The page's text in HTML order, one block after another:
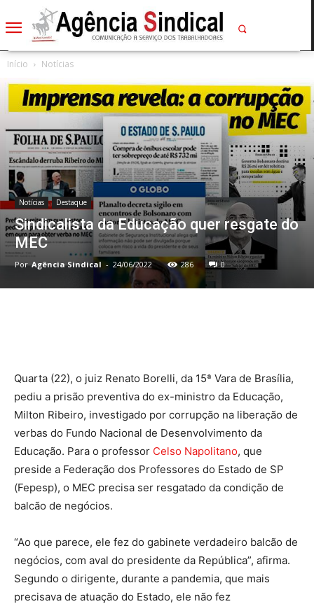
Início Notícias
Notícias Destaque
Sindicalista da Educação quer resgate do
MEC
Por Agência Sindical - 24/06/2022 286 0
Quarta (22), o juiz Renato Borelli, da 15ª Vara de Brasília,
pediu a prisão preventiva do ex-ministro da Educação,
Milton Ribeiro, investigado por corrupção na liberação de
verbas do Fundo Nacional de Desenvolvimento da
Educação. Para o professor Celso Napolitano, que
preside a Federação dos Professores do Estado de SP
(Fepesp), o MEC precisa ser resgatado da condição de
balcão de negócios.
“Ao que parece, ele fez do gabinete verdadeiro balcão de
negócios, com aval do presidente da República”, afirma.
Segundo o dirigente, durante a pandemia, que mais
precisava de atuação do Estado, ele não fez